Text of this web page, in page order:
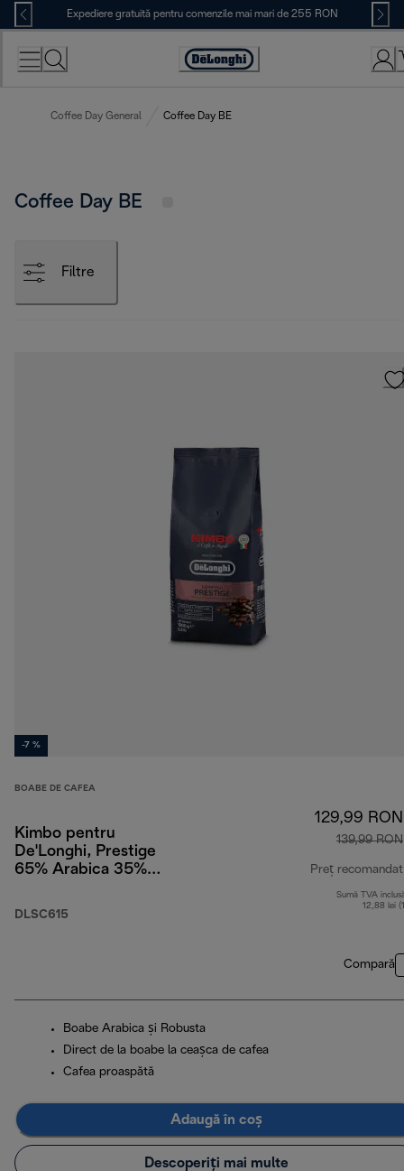
Skip
to
Content
Expediere gratuită pentru comenzile mai mari de 255 RON
Accessibility
Coffee Day General Coffee Day BE
Coffee Day BE
Filtre
-7 %
BOABE DE CAFEA
Kimbo pentru
De'Longhi, Prestige
65% Arabica 35%
DLSC615
129,99 RON
139,99 RON
Preț recomandat
Sumă TVA
12,88 lei
Compară
Boabe Arabica și Robusta
Direct de la boabe la ceașca de cafea
Cafea proaspătă
Adaugă în coș
Descoperiți mai multe